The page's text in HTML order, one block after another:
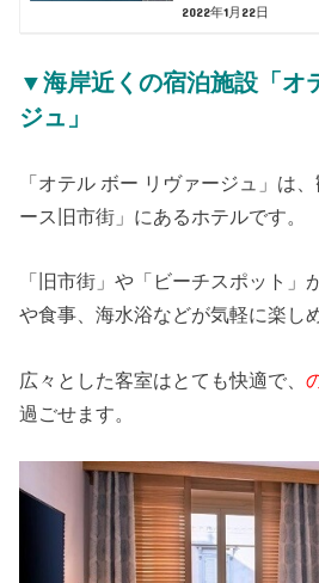
2022年1月22日
▼海岸近くの宿泊施設「オ
ジュ」
「オテル ボー リヴァージュ」は
ース旧市街」にあるホテルです。
「旧市街」や「ビーチスポット」
や食事、海水浴などが気軽に楽し
広々とした客室はとても快適で、
過ごせます。